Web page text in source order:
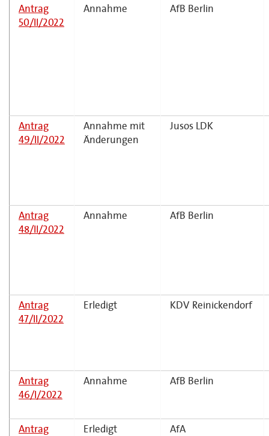
Antrag
50/II/2022
Annahme AfB Berlin
Antrag
49/II/2022
Annahme mit
Änderungen
Jusos LDK
Antrag
48/II/2022
Annahme AfB Berlin
Antrag
47/II/2022
Erledigt KDV Reinickendorf
Antrag
46/I/2022
Annahme AfB Berlin
Antrag
Erledigt
AfA